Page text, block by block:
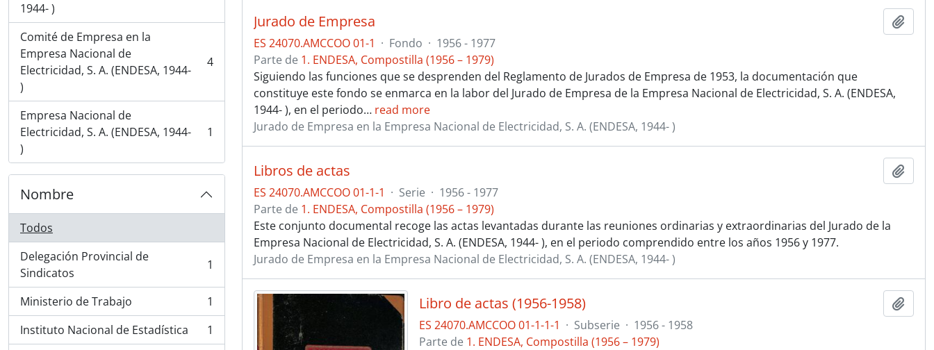
1944- )
Comité de Empresa en la
Empresa Nacional de
Electricidad, S. A. (ENDESA, 1944-
)
, 4 resultados 4
Empresa Nacional de
Electricidad, S. A. (ENDESA, 1944-
)
, 1 resultados 1
Nombre
Todos
Delegación Provincial de
Sindicatos
, 1 resultados 1
Ministerio de Trabajo
, 1 resultados
1
Instituto Nacional de Estadística
, 1 resultados
1
Jurado de Empresa
ES 24070.AMCCOO 01-1 · Fondo · 1956 - 1977
Parte de 1. ENDESA, Compostilla (1956 – 1979)
Siguiendo las funciones que se desprenden del Reglamento de Jurados de Empresa de 1953, la documentación que
constituye este fondo se enmarca en la labor del Jurado de Empresa de la Empresa Nacional de Electricidad, S. A. (ENDESA,
1944- ), en el periodo… read more
Jurado de Empresa en la Empresa Nacional de Electricidad, S. A. (ENDESA, 1944- )
Libros de actas
ES 24070.AMCCOO 01-1-1 · Serie · 1956 - 1977
Parte de 1. ENDESA, Compostilla (1956 – 1979)
Este conjunto documental recoge las actas levantadas durante las reuniones ordinarias y extraordinarias del Jurado de la
Empresa Nacional de Electricidad, S. A. (ENDESA, 1944- ), en el periodo comprendido entre los años 1956 y 1977.
Jurado de Empresa en la Empresa Nacional de Electricidad, S. A. (ENDESA, 1944- )
Libro de actas (1956-1958)
ES 24070.AMCCOO 01-1-1-1 · Subserie · 1956 - 1958
Parte de 1. ENDESA, Compostilla (1956 – 1979)